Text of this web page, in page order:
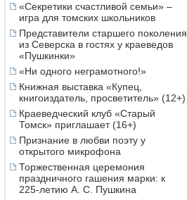
«Секретики счастливой семьи» –
игра для томских школьников
Представители старшего поколения
из Северска в гостях у краеведов
«Пушкинки»
«Ни одного неграмотного!»
Книжная выставка «Купец,
книгоиздатель, просветитель» (12+)
Краеведческий клуб «Старый
Томск» приглашает (16+)
Признание в любви поэту у
открытого микрофона
Торжественная церемония
праздничного гашения марки: к
225-летию А. С. Пушкина